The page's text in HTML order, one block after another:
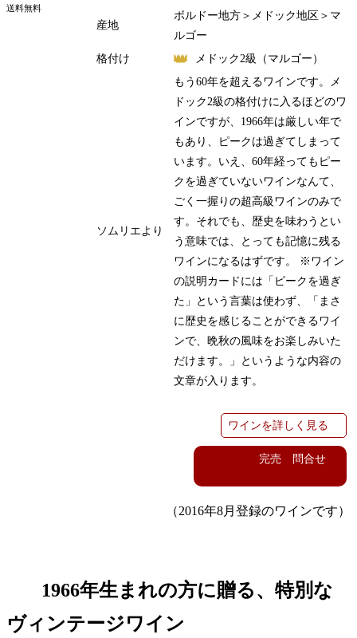
送料無料
産地
ボルドー地方＞メドック地区＞マ
ルゴー
格付け
メドック2級（マルゴー）
ソムリエより
もう60年を超えるワインです。メ
ドック2級の格付けに入るほどのワ
インですが、1966年は厳しい年で
もあり、ピークは過ぎてしまって
います。いえ、 60年経ってもピー
クを過ぎていないワインなんて、
ごく一握りの超高級ワインのみで
す。それでも、歴史を味わうとい
う意味では、とっても記憶に残る
ワインになるはずです。 ※ワイン
の説明カードには「ピークを過ぎ
た」という言葉は使わず、「まさ
に歴史を感じることができるワイ
ンで、晩秋の風味をお楽しみいた
だけます。」というような内容の
文章が入ります。
ワインを詳しく見る
完売 問合せ
（2016年8月登録のワインです）
1966年生まれの方に贈る、特別な
ヴィンテージワイン